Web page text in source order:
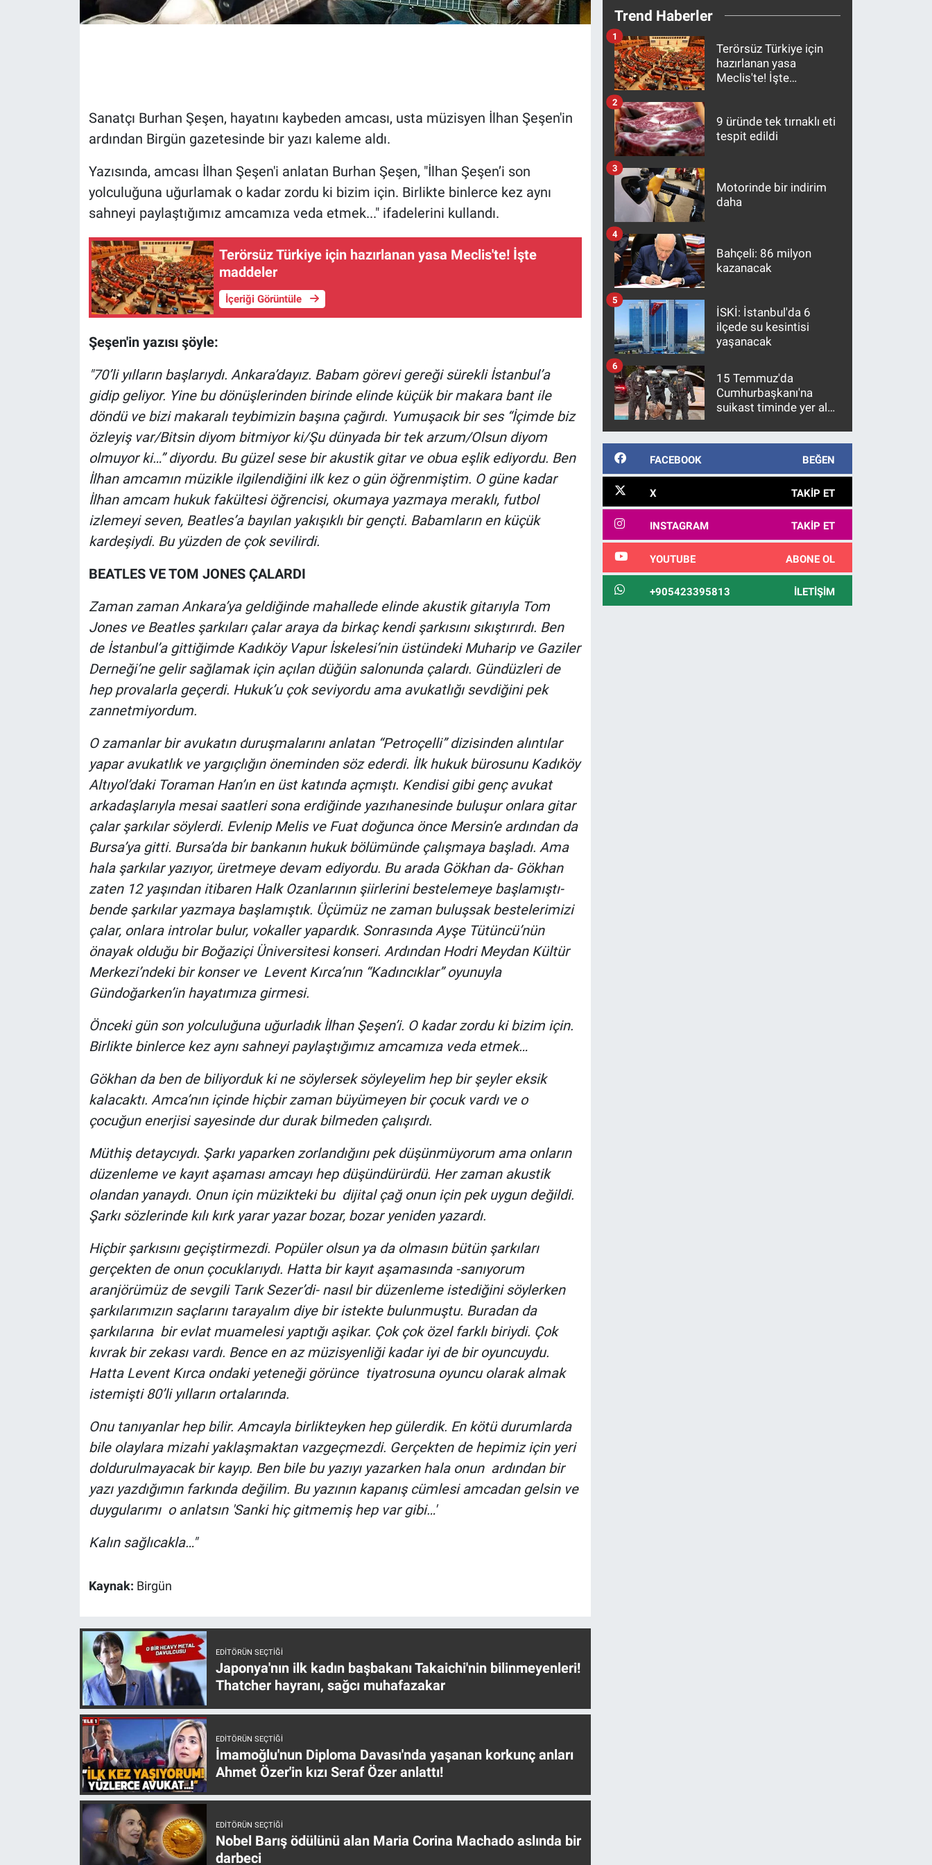
Sanatçı Burhan Şeşen, hayatını kaybeden amcası, usta müzisyen İlhan Şeşen'in
ardından Birgün gazetesinde bir yazı kaleme aldı.
Yazısında, amcası İlhan Şeşen'i anlatan Burhan Şeşen, "İlhan Şeşen’i son
yolculuğuna uğurlamak o kadar zordu ki bizim için. Birlikte binlerce kez aynı
sahneyi paylaştığımız amcamıza veda etmek..." ifadelerini kullandı.
Terörsüz Türkiye için hazırlanan yasa Meclis'te! İşte
maddeler
İçeriği Görüntüle
Şeşen'in yazısı şöyle:
"70’li yılların başlarıydı. Ankara’dayız. Babam görevi gereği sürekli İstanbul’a
gidip geliyor. Yine bu dönüşlerinden birinde elinde küçük bir makara bant ile
döndü ve bizi makaralı teybimizin başına çağırdı. Yumuşacık bir ses “İçimde biz
özleyiş var/Bitsin diyom bitmiyor ki/Şu dünyada bir tek arzum/Olsun diyom
olmuyor ki…” diyordu. Bu güzel sese bir akustik gitar ve obua eşlik ediyordu. Ben
İlhan amcamın müzikle ilgilendiğini ilk kez o gün öğrenmiştim. O güne kadar
İlhan amcam hukuk fakültesi öğrencisi, okumaya yazmaya meraklı, futbol
izlemeyi seven, Beatles’a bayılan yakışıklı bir gençti. Babamların en küçük
kardeşiydi. Bu yüzden de çok sevilirdi.
BEATLES VE TOM JONES ÇALARDI
Zaman zaman Ankara’ya geldiğinde mahallede elinde akustik gitarıyla Tom
Jones ve Beatles şarkıları çalar araya da birkaç kendi şarkısını sıkıştırırdı. Ben
de İstanbul’a gittiğimde Kadıköy Vapur İskelesi’nin üstündeki Muharip ve Gaziler
Derneği’ne gelir sağlamak için açılan düğün salonunda çalardı. Gündüzleri de
hep provalarla geçerdi. Hukuk’u çok seviyordu ama avukatlığı sevdiğini pek
zannetmiyordum.
O zamanlar bir avukatın duruşmalarını anlatan “Petroçelli” dizisinden alıntılar
yapar avukatlık ve yargıçlığın öneminden söz ederdi. İlk hukuk bürosunu Kadıköy
Altıyol’daki Toraman Han’ın en üst katında açmıştı. Kendisi gibi genç avukat
arkadaşlarıyla mesai saatleri sona erdiğinde yazıhanesinde buluşur onlara gitar
çalar şarkılar söylerdi. Evlenip Melis ve Fuat doğunca önce Mersin’e ardından da
Bursa’ya gitti. Bursa’da bir bankanın hukuk bölümünde çalışmaya başladı. Ama
hala şarkılar yazıyor, üretmeye devam ediyordu. Bu arada Gökhan da- Gökhan
zaten 12 yaşından itibaren Halk Ozanlarının şiirlerini bestelemeye başlamıştı-
bende şarkılar yazmaya başlamıştık. Üçümüz ne zaman buluşsak bestelerimizi
çalar, onlara introlar bulur, vokaller yapardık. Sonrasında Ayşe Tütüncü’nün
önayak olduğu bir Boğaziçi Üniversitesi konseri. Ardından Hodri Meydan Kültür
Merkezi’ndeki bir konser ve Levent Kırca’nın “Kadıncıklar” oyunuyla
Gündoğarken’in hayatımıza girmesi.
Önceki gün son yolculuğuna uğurladık İlhan Şeşen’i. O kadar zordu ki bizim için.
Birlikte binlerce kez aynı sahneyi paylaştığımız amcamıza veda etmek…
Gökhan da ben de biliyorduk ki ne söylersek söyleyelim hep bir şeyler eksik
kalacaktı. Amca’nın içinde hiçbir zaman büyümeyen bir çocuk vardı ve o
çocuğun enerjisi sayesinde dur durak bilmeden çalışırdı.
Müthiş detaycıydı. Şarkı yaparken zorlandığını pek düşünmüyorum ama onların
düzenleme ve kayıt aşaması amcayı hep düşündürürdü. Her zaman akustik
olandan yanaydı. Onun için müzikteki bu dijital çağ onun için pek uygun değildi.
Şarkı sözlerinde kılı kırk yarar yazar bozar, bozar yeniden yazardı.
Hiçbir şarkısını geçiştirmezdi. Popüler olsun ya da olmasın bütün şarkıları
gerçekten de onun çocuklarıydı. Hatta bir kayıt aşamasında -sanıyorum
aranjörümüz de sevgili Tarık Sezer’di- nasıl bir düzenleme istediğini söylerken
şarkılarımızın saçlarını tarayalım diye bir istekte bulunmuştu. Buradan da
şarkılarına bir evlat muamelesi yaptığı aşikar. Çok çok özel farklı biriydi. Çok
kıvrak bir zekası vardı. Bence en az müzisyenliği kadar iyi de bir oyuncuydu.
Hatta Levent Kırca ondaki yeteneği görünce tiyatrosuna oyuncu olarak almak
istemişti 80’li yılların ortalarında.
Onu tanıyanlar hep bilir. Amcayla birlikteyken hep gülerdik. En kötü durumlarda
bile olaylara mizahi yaklaşmaktan vazgeçmezdi. Gerçekten de hepimiz için yeri
doldurulmayacak bir kayıp. Ben bile bu yazıyı yazarken hala onun ardından bir
yazı yazdığımın farkında değilim. Bu yazının kapanış cümlesi amcadan gelsin ve
duygularımı o anlatsın 'Sanki hiç gitmemiş hep var gibi…'
Kalın sağlıcakla…"
Kaynak: Birgün
EDITÖRÜN SEÇTIĞI
Japonya'nın ilk kadın başbakanı Takaichi'nin bilinmeyenleri!
Thatcher hayranı, sağcı muhafazakar
EDITÖRÜN SEÇTIĞI
İmamoğlu'nun Diploma Davası'nda yaşanan korkunç anları
Ahmet Özer'in kızı Seraf Özer anlattı!
EDITÖRÜN SEÇTIĞI
Nobel Barış ödülünü alan Maria Corina Machado aslında bir
darbeci
Trend Haberler
Terörsüz Türkiye için
hazırlanan yasa
Meclis'te! İşte
1
9 üründe tek tırnaklı eti
tespit edildi
2
Motorinde bir indirim
daha
3
Bahçeli: 86 milyon
kazanacak
4
İSKİ: İstanbul'da 6
ilçede su kesintisi
yaşanacak
5
15 Temmuz'da
Cumhurbaşkanı'na
suikast timinde yer alan
10 yıl sonra yakalandı
6
FACEBOOK BEĞEN
X TAKIP ET
INSTAGRAM TAKIP ET
YOUTUBE ABONE OL
+905423395813 İLETIŞIM
Koronavirüs
Kültür Sanat
Ne demişti
Programlar
Türkiye'nin Geleceği
Yerel Gündem
Yerel Yaşam
Canlı Yayın